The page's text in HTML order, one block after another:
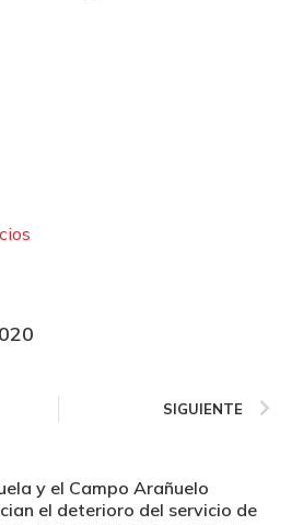
SIGUIENTE
y el Campo Arañuelo
el deterioro del servicio de